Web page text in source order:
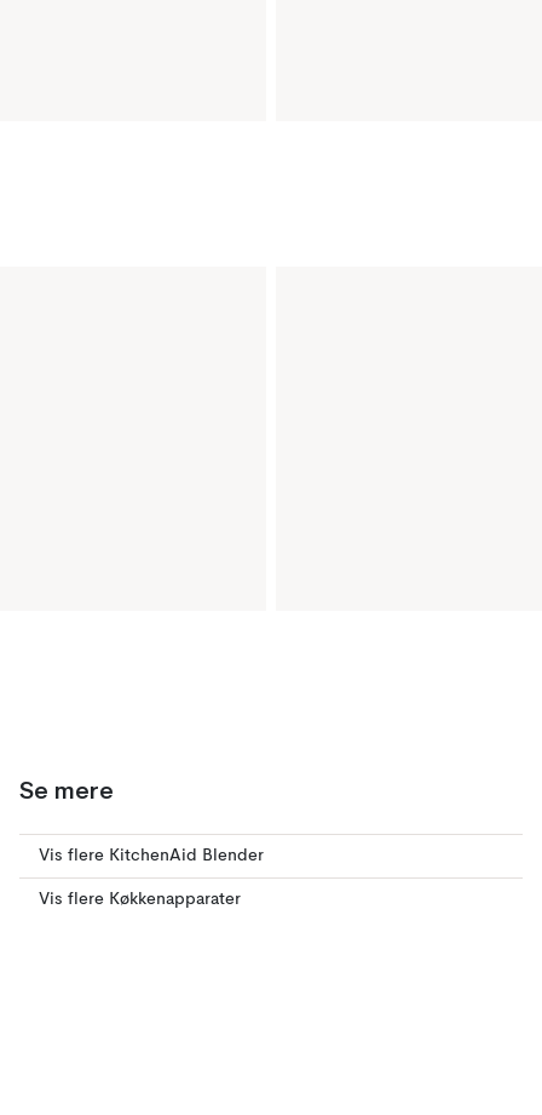
Se mere
Vis flere KitchenAid Blender
Vis flere Køkkenapparater